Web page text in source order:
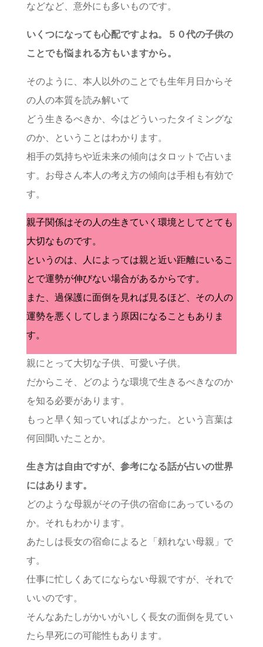
などなど、意外にも多いものです。
いくつになっても心配ですよね。５０代の子供の
ことでも悩まれる方もいますから。
そのように、本人以外のことでも生年月日からそ
の人の本質を読み解いて
どう生きるべきか、今はどういったタイミングな
のか、ということはわかります。
相手の気持ちや近未来の傾向はタロットで占いま
す。お母さん本人の考え方の傾向は手相も有効で
す。
親子関係はその人の生きていく環境としてとても
大切なものです。
というのは、人によっては親と近い距離にいるこ
とで運勢が伸びない場合があるからです。
また、過保護に面倒を見れば見るほど、その人の
運勢を悪くしてしまう原因になることもありま
す。
親にとって大切な子供、可愛い子供。
だからこそ、どのような環境で生きるべきなのか
を知る必要があります。
もっと早く知っていればよかった。という言葉は
何回聞いたことか。
生き方は自由ですが、参考になる話が占いの世界
にはあります。
どのような母親がその子供の宿命にあっているの
か。それもわかります。
あたしは長女の宿命によると「頼れない母親」で
す。
仕事に忙しくあてにならない母親ですが、それで
いいのです。
そんなあたしがかいがいしく長女の面倒を見てい
たら早死にの可能性もあります。